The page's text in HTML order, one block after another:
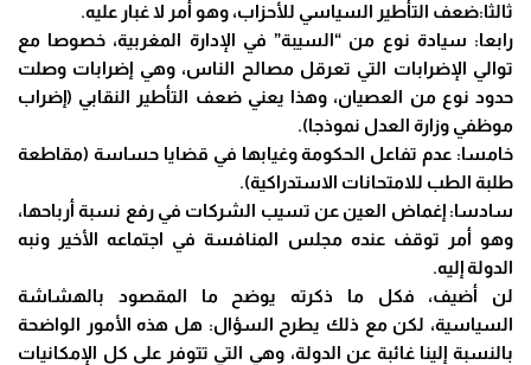
ثالثا:ضعف التأطير السياسي للأحزاب، وهو أمر لا غبار عليه.
رابعا: سيادة نوع من “السيبة” في الإدارة المغربية، خصوصا مع
توالي الإضرابات التي تعرقل مصالح الناس، وهي إضرابات وصلت
حدود نوع من العصيان، وهذا يعني ضعف التأطير النقابي (إضراب
موظفي وزارة العدل نموذجا).
خامسا: عدم تفاعل الحكومة وغيابها في قضايا حساسة (مقاطعة
طلبة الطب للامتحانات الاستدراكية).
سادسا: إغماض العين عن تسيب الشركات في رفع نسبة أرباحها،
وهو أمر توقف عنده مجلس المنافسة في اجتماعه الأخير ونبه
الدولة إليه.
لن أضيف، فكل ما ذكرته يوضح ما المقصود بالهشاشة
السياسية، لكن مع ذلك يطرح السؤال: هل هذه الأمور الواضحة
بالنسبة إلينا غائبة عن الدولة، وهي التي تتوفر على كل الإمكانيات